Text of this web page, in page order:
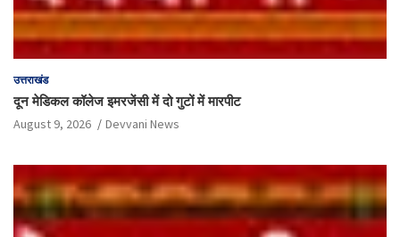
उत्तराखंड
दून मेडिकल कॉलेज इमरजेंसी में दो गुटों में मारपीट
August 9, 2026 Devvani News